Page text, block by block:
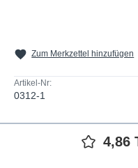
Zum Merkzettel hinzufügen
Artikel-Nr:
0312-1
4,86